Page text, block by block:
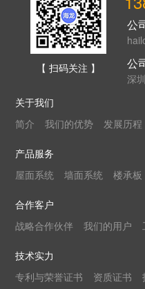
【 扫码关注 】
公
公
深
关于我们
简介
我们的优势 发展历程
产品服务
屋面系统
墙面系统 楼承板
合作客户
战略合作伙伴
我们的用户
技术实力
专利与荣誉证书
资质证书